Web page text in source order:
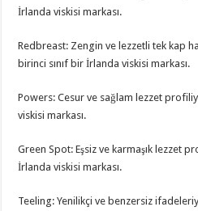
İrlanda viskisi markası.
Redbreast: Zengin ve lezzetli tek kap
birinci sınıf bir İrlanda viskisi markası.
Powers: Cesur ve sağlam lezzet
viskisi markası.
Green Spot: Eşsiz ve karmaşık lezzet
İrlanda viskisi markası.
Teeling: Yenilikçi ve benzersiz